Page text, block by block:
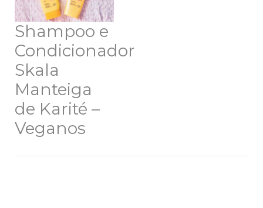
Shampoo e
Condicionador
Skala
Manteiga
de Karité –
Veganos